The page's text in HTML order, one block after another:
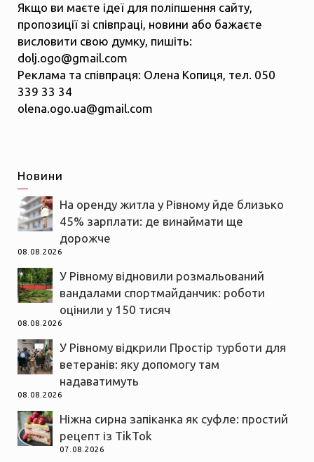
Якщо ви маєте ідеї для поліпшення сайту,
пропозиції зі співпраці, новини або бажаєте
висловити свою думку, пишіть:
dolj.ogo@gmail.com
Реклама та співпраця: Олена Копиця, тел. 050
339 33 34
olena.ogo.ua@gmail.com
Новини
На оренду житла у Рівному йде близько
45% зарплати: де винаймати ще
дорожче
08.08.2026
У Рівному відновили розмальований
вандалами спортмайданчик: роботи
оцінили у 150 тисяч
08.08.2026
У Рівному відкрили Простір турботи для
ветеранів: яку допомогу там
надаватимуть
08.08.2026
Ніжна сирна запіканка як суфле: простий
рецепт із TikTok
07.08.2026